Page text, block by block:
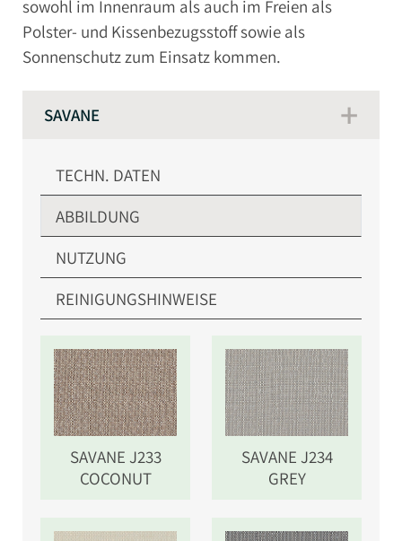
sowohl im Innenraum als auch im Freien als
Polster- und Kissenbezugsstoff sowie als
Sonnenschutz zum Einsatz kommen.
SAVANE
TECHN. DATEN
ABBILDUNG
NUTZUNG
REINIGUNGSHINWEISE
SAVANE J233
COCONUT
SAVANE J234
GREY